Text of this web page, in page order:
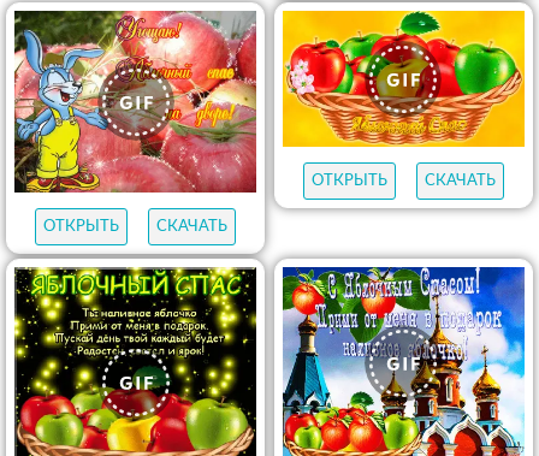
ОТКРЫТЬ СКАЧАТЬ ОТКРЫТЬ СКАЧАТЬ